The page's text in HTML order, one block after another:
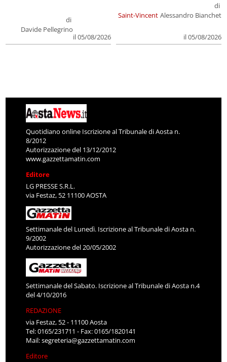
di
Davide Pellegrino
il 05/08/2026
Saint-Vincent
di
Alessandro Bianchet
il 05/08/2026
Quotidiano online Iscrizione al Tribunale di Aosta n.
8/2012
Autorizzazione del 13/12/2012
www.gazzettamatin.com
Editore
LG PRESSE S.R.L.
via Festaz, 52 11100 AOSTA
Settimanale del Lunedì. Iscrizione al Tribunale di Aosta n.
9/2002
Autorizzazione del 20/05/2002
Settimanale del Sabato. Iscrizione al Tribunale di Aosta n.4
del 4/10/2016
REDAZIONE
via Festaz, 52 - 11100 Aosta
Tel: 0165/231711 - Fax: 0165/1820141
Mail:segreteria@gazzettamatin.com
Editore